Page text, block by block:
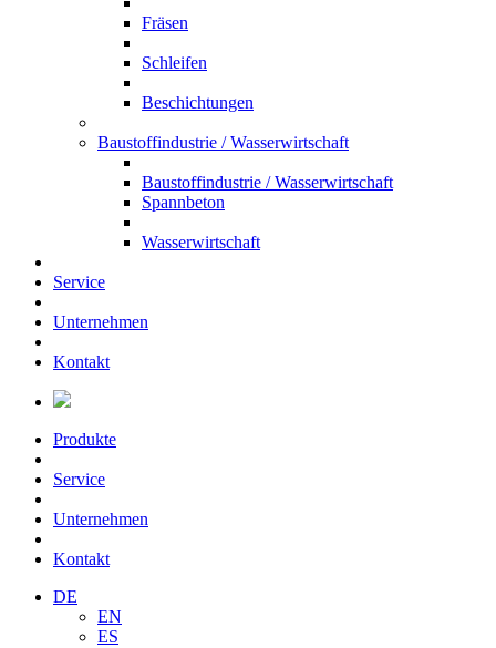
Fräsen
Schleifen
Beschichtungen
Baustoffindustrie / Wasserwirtschaft
Baustoffindustrie / Wasserwirtschaft
Spannbeton
Wasserwirtschaft
Service
Unternehmen
Kontakt
Produkte
Service
Unternehmen
Kontakt
DE
EN
ES